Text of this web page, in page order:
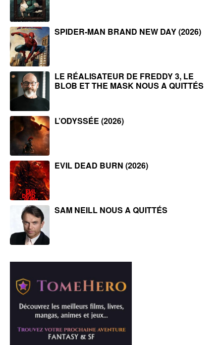
SPIDER-MAN BRAND NEW DAY (2026)
LE RÉALISATEUR DE FREDDY 3, LE
BLOB ET THE MASK NOUS A QUITTÉS
L’ODYSSÉE (2026)
EVIL DEAD BURN (2026)
SAM NEILL NOUS A QUITTÉS